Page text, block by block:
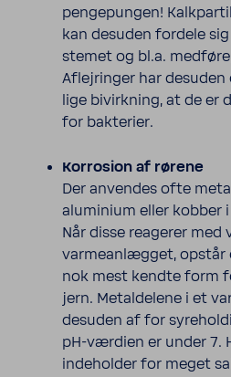
penge­pungen!
kan desuden fordele
stemet og bl.a.
Aflej­ringer har
lige bivirk­ning, at de er
for bakte­rier.
Korro­sion af rørene
Der anvendes ofte
alumi­nium eller kobber
Når disse reagerer med
varmeanlægget, opstår
nok mest kendte form
jern. Metal­de­lene i et
desuden af for
pH-værdien er under 7.
inde­holder for meget